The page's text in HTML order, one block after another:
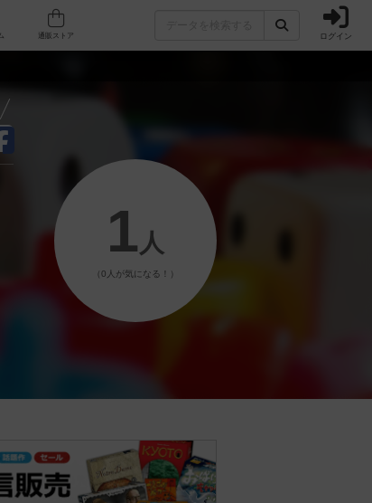
人気ボードゲーム ログイン
1 人
（0人が気になる！）